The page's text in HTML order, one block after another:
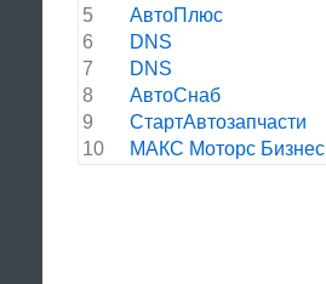
5
АвтоПлюс
6
DNS
7
DNS
8
АвтоСнаб
9
СтартАвтозапчасти
10
МАКС Моторс Бизнес